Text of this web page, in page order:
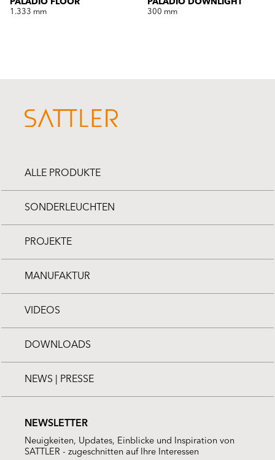
PALADIO FLOOR
1.333 mm
PALADIO DOWNLIGHT
300 mm
ALLE PRODUKTE
SONDERLEUCHTEN
PROJEKTE
MANUFAKTUR
VIDEOS
DOWNLOADS
NEWS | PRESSE
NEWSLETTER
Neuigkeiten, Updates, Einblicke und Inspiration von
SATTLER - zugeschnitten auf Ihre Interessen